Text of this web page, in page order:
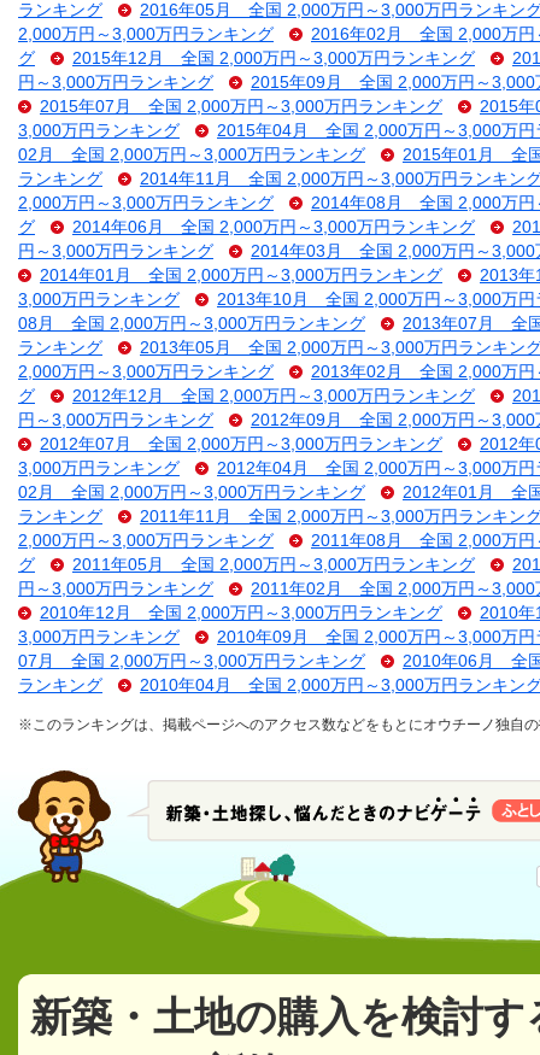
ランキング
2016年05月 全国 2,000万円～3,000万円ランキン
2,000万円～3,000万円ランキング
2016年02月 全国 2,000万円
グ
2015年12月 全国 2,000万円～3,000万円ランキング
円～3,000万円ランキング
2015年09月 全国 2,000万円～3,000
2015年07月 全国 2,000万円～3,000万円ランキング
2015
3,000万円ランキング
2015年04月 全国 2,000万円～3,000万円
02月 全国 2,000万円～3,000万円ランキング
2015年01月 全
ランキング
2014年11月 全国 2,000万円～3,000万円ランキン
2,000万円～3,000万円ランキング
2014年08月 全国 2,000万円
グ
2014年06月 全国 2,000万円～3,000万円ランキング
円～3,000万円ランキング
2014年03月 全国 2,000万円～3,000
2014年01月 全国 2,000万円～3,000万円ランキング
2013
3,000万円ランキング
2013年10月 全国 2,000万円～3,000万円
08月 全国 2,000万円～3,000万円ランキング
2013年07月 全
ランキング
2013年05月 全国 2,000万円～3,000万円ランキン
2,000万円～3,000万円ランキング
2013年02月 全国 2,000万円
グ
2012年12月 全国 2,000万円～3,000万円ランキング
円～3,000万円ランキング
2012年09月 全国 2,000万円～3,000
2012年07月 全国 2,000万円～3,000万円ランキング
2012
3,000万円ランキング
2012年04月 全国 2,000万円～3,000万円
02月 全国 2,000万円～3,000万円ランキング
2012年01月 全
ランキング
2011年11月 全国 2,000万円～3,000万円ランキン
2,000万円～3,000万円ランキング
2011年08月 全国 2,000万円
グ
2011年05月 全国 2,000万円～3,000万円ランキング
円～3,000万円ランキング
2011年02月 全国 2,000万円～3,000
2010年12月 全国 2,000万円～3,000万円ランキング
2010
3,000万円ランキング
2010年09月 全国 2,000万円～3,000万円
07月 全国 2,000万円～3,000万円ランキング
2010年06月 全
ランキング
2010年04月 全国 2,000万円～3,000万円ランキン
※このランキングは、掲載ページへのアクセス数などをもとにオウチーノ独自
新築・土地の購入を検討